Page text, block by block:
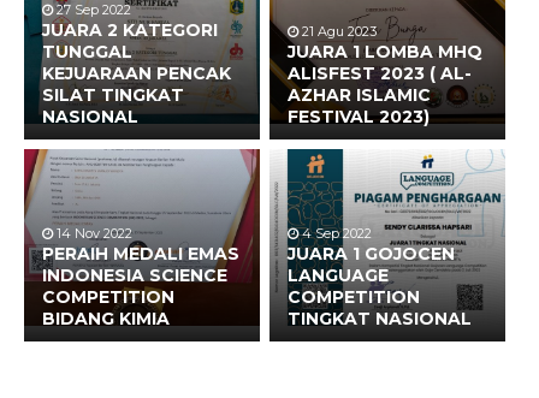
27 Sep 2022
JUARA 2 KATEGORI
TUNGGAL
KEJUARAAN PENCAK
SILAT TINGKAT
NASIONAL
21 Agu 2023
JUARA 1 LOMBA MHQ
ALISFEST 2023 ( AL-
AZHAR ISLAMIC
FESTIVAL 2023)
14 Nov 2022
PERAIH MEDALI EMAS
INDONESIA SCIENCE
COMPETITION
BIDANG KIMIA
4 Sep 2022
JUARA 1 GOJOCEN
LANGUAGE
COMPETITION
TINGKAT NASIONAL